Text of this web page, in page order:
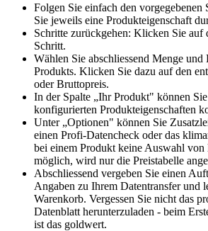
Folgen Sie einfach den vorgegebenen
Sie jeweils eine Produkteigenschaft
Schritte zurückgehen: Klicken Sie auf
Schritt.
Wählen Sie abschliessend Menge und
Produkts. Klicken Sie dazu auf den
oder Bruttopreis.
In der Spalte „Ihr Produkt" können
konfigurierten Produkteigenschaften
Unter „Optionen" können Sie
einen Profi-Datencheck oder das
bei einem Produkt keine Auswahl von
möglich, wird nur die Preistabelle
Abschliessend vergeben Sie einen
Angaben zu Ihrem Datentransfer und
Warenkorb. Vergessen Sie nicht das
Datenblatt herunterzuladen - beim
ist das goldwert.